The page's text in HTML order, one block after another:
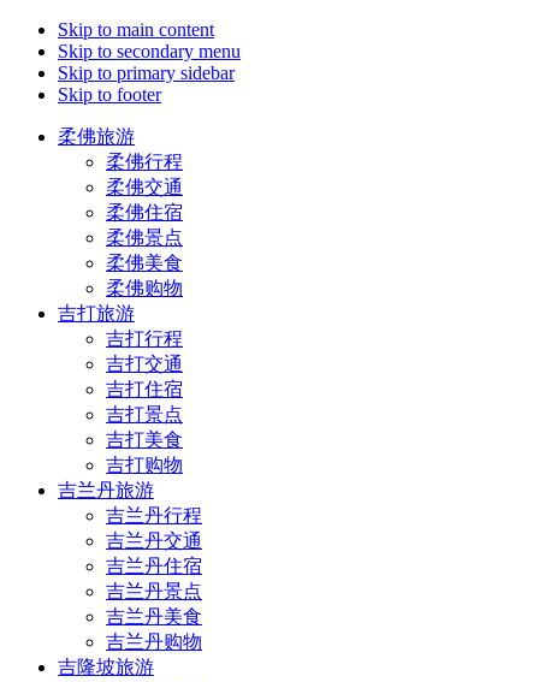
Skip to main content
Skip to secondary menu
Skip to primary sidebar
Skip to footer
柔佛旅游
柔佛行程
柔佛交通
柔佛住宿
柔佛景点
柔佛美食
柔佛购物
吉打旅游
吉打行程
吉打交通
吉打住宿
吉打景点
吉打美食
吉打购物
吉兰丹旅游
吉兰丹行程
吉兰丹交通
吉兰丹住宿
吉兰丹景点
吉兰丹美食
吉兰丹购物
吉隆坡旅游